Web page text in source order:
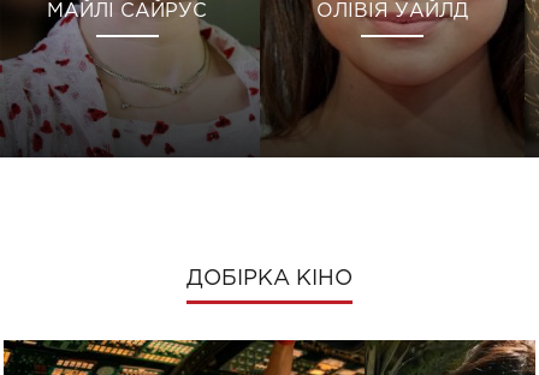
МАЙЛІ САЙРУС ОЛІВІЯ УАЙЛД
ДОБІРКА КІНО